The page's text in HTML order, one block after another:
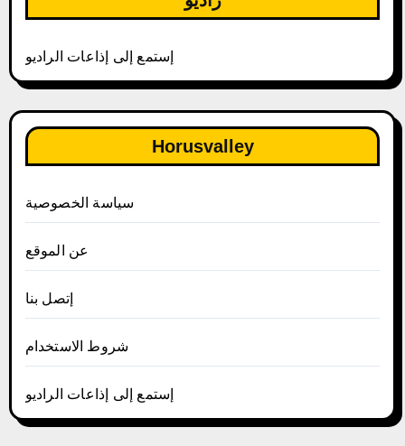
إستمع إلى إذاعات الراديو
Horusvalley
سياسة الخصوصية
عن الموقع
إتصل بنا
شروط الاستخدام
إستمع إلى إذاعات الراديو